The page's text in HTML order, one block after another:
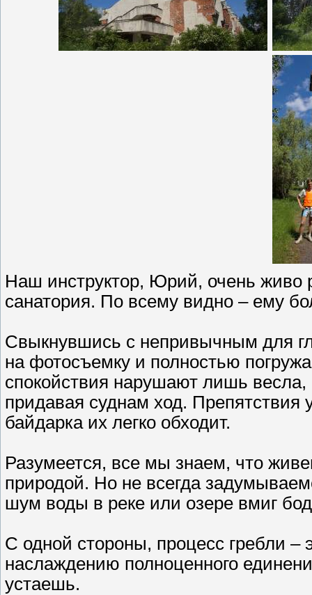
Наш инструктор, Юрий, очень живо
санатория. По всему видно – ему
Свыкнувшись с непривычным для
на фотосъемку и полностью
спокойствия нарушают лишь весла,
придавая суднам ход. Препятствия
байдарка их легко обходит.
Разумеется, все мы знаем, что
природой. Но не всегда
шум воды в реке или озере вмиг
С одной стороны, процесс гребли –
наслаждению полноценного
устаешь.